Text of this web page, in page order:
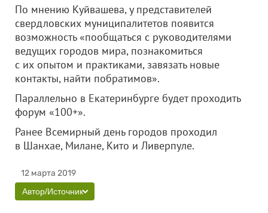
По мнению Куйвашева, у представителей
свердловских муниципалитетов появится
возможность «пообщаться с руководителями
ведущих городов мира, познакомиться
с их опытом и практиками, завязать новые
контакты, найти побратимов».
Параллельно в Екатеринбурге будет проходить
форум «100+».
Ранее Всемирный день городов проходил
в Шанхае, Милане, Кито и Ливерпуле.
12 марта 2019
Автор/Источник